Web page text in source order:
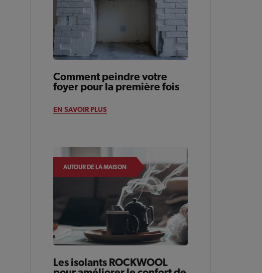
Comment peindre votre
foyer pour la première fois
EN SAVOIR PLUS
AUTOUR DE LA MAISON
Les isolants ROCKWOOL